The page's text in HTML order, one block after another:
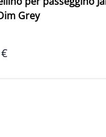
Grey